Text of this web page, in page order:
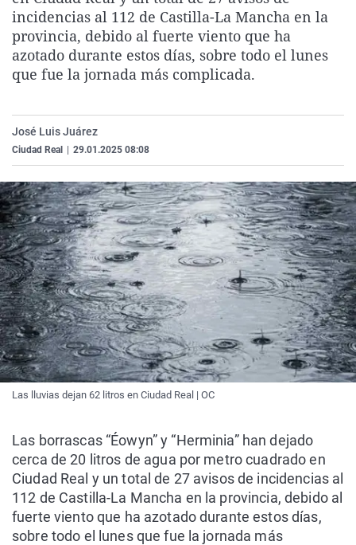
La rosa de los vientos
Gente viajera
Como el perro y el
Caso
Retornados
Equipo de
Extremadura
Galicia
La Rioja
Virales
Televisión
Elecciones
incidencias al 112 de Castilla-La Mancha en la
provincia, debido al fuerte viento que ha
azotado durante estos días, sobre todo el lunes
que fue la jornada más complicada.
José Luis Juárez
Ciudad Real 29.01.2025 08:08
Las lluvias dejan 62 litros en Ciudad Real | OC
Las borrascas “Éowyn” y “Herminia” han dejado
cerca de 20 litros de agua por metro cuadrado en
Ciudad Real y un total de 27 avisos de incidencias al
112 de Castilla-La Mancha en la provincia, debido al
fuerte viento que ha azotado durante estos días,
sobre todo el lunes que fue la jornada más